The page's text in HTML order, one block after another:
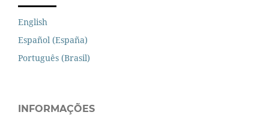
English
Español (España)
Português (Brasil)
INFORMAÇÕES